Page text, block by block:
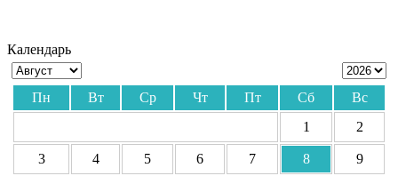
Календарь
Пн Вт Ср Чт Пт Сб
Вс
1
2
3 4 5 6 7 8 9